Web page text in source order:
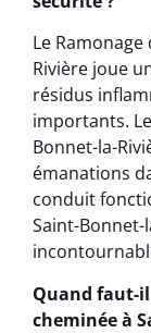
Le
Rivière joue
résidus
importants.
Bonnet-la-
émanations
conduit
Saint-Bonnet-
Quand faut-
cheminée à